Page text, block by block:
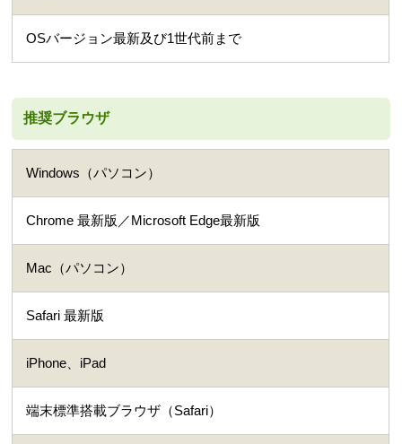
OSバージョン最新及び1世代前まで
推奨ブラウザ
Windows（パソコン）
Chrome 最新版／Microsoft Edge最新版
Mac（パソコン）
Safari 最新版
iPhone、iPad
端末標準搭載ブラウザ（Safari）